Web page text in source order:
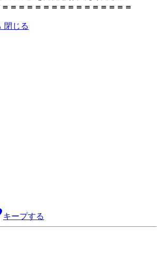
＝＝＝＝＝＝＝＝＝＝＝＝＝＝＝
閉じる
キープする